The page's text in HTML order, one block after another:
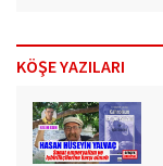
KÖŞE YAZILARI